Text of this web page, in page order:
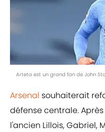
Arteta est un grand fan de John
Arsenal souhaiterait
défense centrale.
l'ancien Lillois, Gabriel,